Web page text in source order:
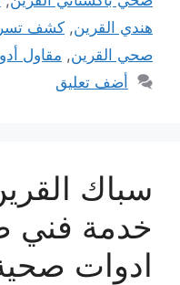
هندي القرين, كشف
صحي القرين, مقاول
أضف تعليق
خدمة
ادوات